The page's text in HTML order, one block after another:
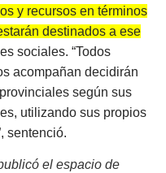
y recursos en términos
destinados a ese
sociales. “Todos
acompañan decidirán
según sus
utilizando sus propios
sentenció.
el espacio de